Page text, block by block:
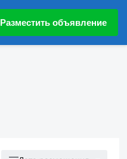
Разместить объявление